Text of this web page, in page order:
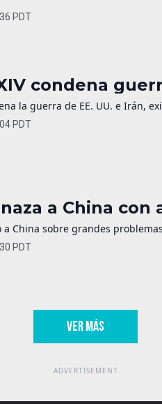
PDT
condena
la guerra de EE. UU. e Irán,
PDT
a China con
China sobre grandes
PDT
VER MÁS